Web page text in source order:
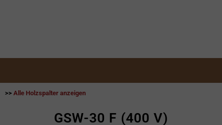
>> Alle Holzspalter anzeigen
GSW-30 F (400 V)